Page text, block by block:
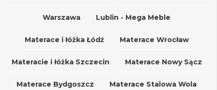
Warszawa Lublin - Mega Meble
Materace i łóżka Łódź Materace Wrocław
Materacie i łóżka Szczecin Materace Nowy Sącz
Materace Bydgoszcz Materace Stalowa Wola